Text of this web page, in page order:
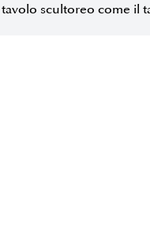
scultoreo come il